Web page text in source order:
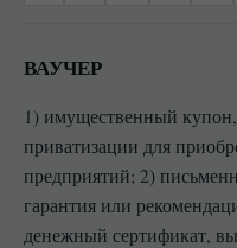
ВАУЧЕР
1) имущественный
приватизации для
предприятий; 2)
гарантия или
денежный сертификат,